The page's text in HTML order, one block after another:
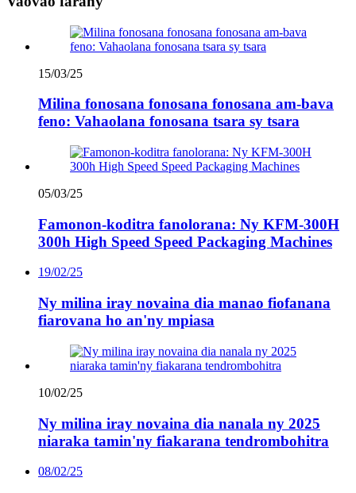
15/03/25
Milina fonosana fonosana fonosana am-bava
feno: Vahaolana fonosana tsara sy tsara
05/03/25
Famonon-koditra fanolorana: Ny KFM-300H
300h High Speed ​​Speed ​​Packaging Machines
19/02/25
Ny milina iray novaina dia manao fiofanana
fiarovana ho an'ny mpiasa
10/02/25
Ny milina iray novaina dia nanala ny 2025
niaraka tamin'ny fiakarana tendrombohitra
08/02/25